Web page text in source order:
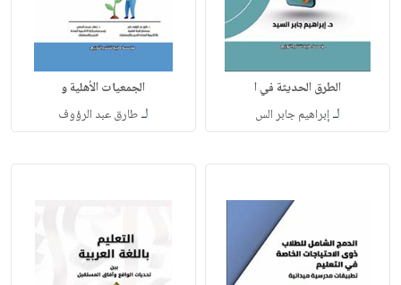
الطرق الحديثة في ا
لـإبراهيم جابر الس
الجمعيات الأهلية و
لـطارق عبد الرؤوف